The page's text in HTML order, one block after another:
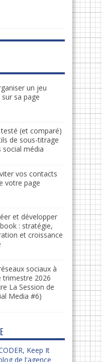
un jeu
sa page
(et comparé)
de sous-titrage
social média
vos contacts
votre page
et développer
: stratégie,
et croissance
sociaux à
trimestre 2026
La Session de
Media #6)
Keep It
de l'agence